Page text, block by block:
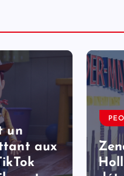
un
aux